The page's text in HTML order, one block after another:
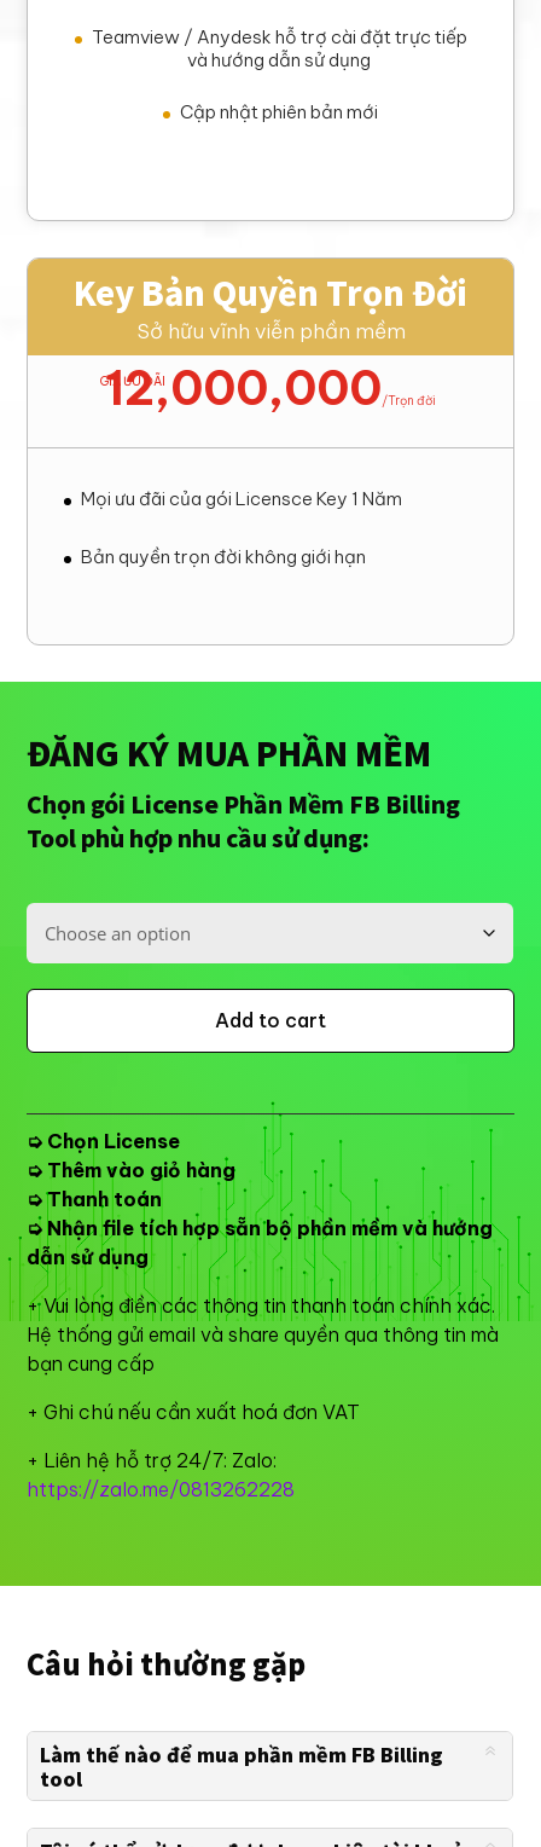
Teamview / Anydesk hỗ trợ cài đặt trực tiếp
và hướng dẫn sử dụng
Cập nhật phiên bản mới
Key Bản Quyền Trọn Đời
Sở hữu vĩnh viễn phần mềm
GIÁ ƯU ĐÃI
12,000,000/Trọn đời
Mọi ưu đãi của gói Licensce Key 1 Năm
Bản quyền trọn đời không giới hạn
ĐĂNG KÝ MUA PHẦN MỀM
Chọn gói License Phần Mềm FB Billing
Tool phù hợp nhu cầu sử dụng:
Add to cart
➭ Chọn License
➭ Thêm vào giỏ hàng
➭ Thanh toán
➭ Nhận file tích hợp sẵn bộ phần mềm và hướng
dẫn sử dụng
+ Vui lòng điền các thông tin thanh toán chính xác.
Hệ thống gửi email và share quyền qua thông tin mà
bạn cung cấp
+ Ghi chú nếu cần xuất hoá đơn VAT
+ Liên hệ hỗ trợ 24/7: Zalo:
https://zalo.me/0813262228
Câu hỏi thường gặp
Làm thế nào để mua phần mềm FB Billing
tool